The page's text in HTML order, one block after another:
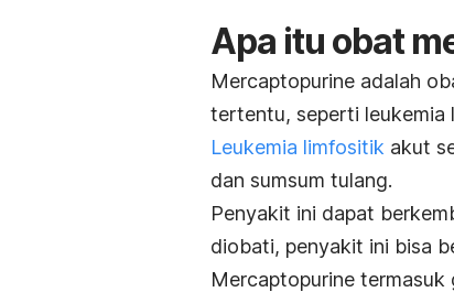
Apa itu obat
Mercaptopurine adalah
tertentu, seperti leukemia
Leukemia limfositik akut
dan sumsum tulang.
Penyakit ini dapat
diobati, penyakit ini bisa
Mercaptopurine termasuk